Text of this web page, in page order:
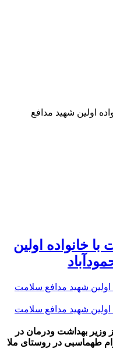
اولین شهید مدافع
با خانواده اولین
وزیر بهداشت ودرمان در
طهماسبی در روستای ملا